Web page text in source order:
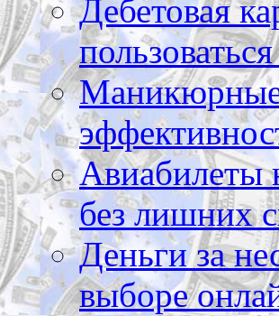
Дебетовая
Авиабилеты
без лишних
Деньги за
выборе